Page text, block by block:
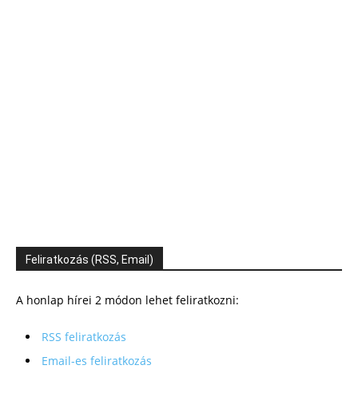
Feliratkozás (RSS, Email)
A honlap hírei 2 módon lehet feliratkozni:
RSS feliratkozás
Email-es feliratkozás